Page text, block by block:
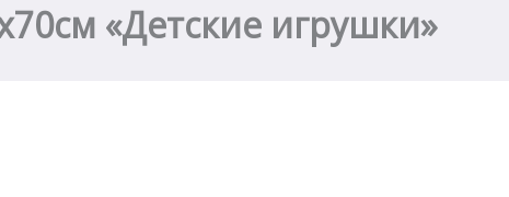
«Детские игрушки»